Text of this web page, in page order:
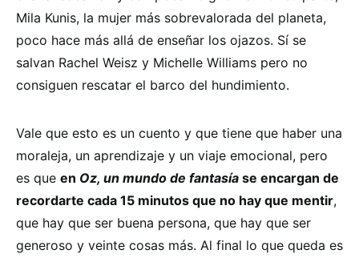
Mila Kunis, la mujer más sobrevalorada del planeta,
poco hace más allá de enseñar los ojazos. Sí se
salvan Rachel Weisz y Michelle Williams pero no
consiguen rescatar el barco del hundimiento.
Vale que esto es un cuento y que tiene que haber una
moraleja, un aprendizaje y un viaje emocional, pero
es que en Oz, un mundo de fantasía se encargan de
recordarte cada 15 minutos que no hay que mentir,
que hay que ser buena persona, que hay que ser
generoso y veinte cosas más. Al final lo que queda es